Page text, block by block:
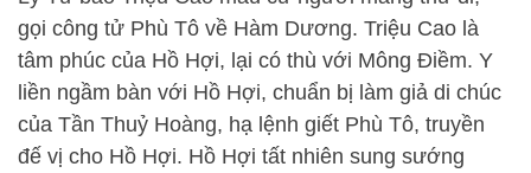
gọi công tử Phù Tô về Hàm Dương. Triệu Cao là
tâm phúc của Hồ Hợi, lại có thù với Mông Điềm. Y
liền ngầm bàn với Hồ Hợi, chuẩn bị làm giả di chúc
của Tần Thuỷ Hoàng, hạ lệnh giết Phù Tô, truyền
đế vị cho Hồ Hợi. Hồ Hợi tất nhiên sung sướng